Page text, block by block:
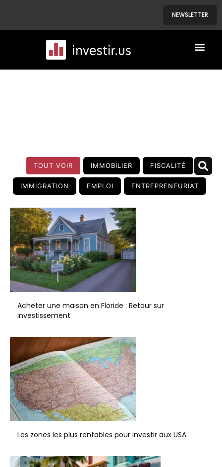
NEWSLETTER
TOUT VOIR IMMOBILIER FISCALITÉ
IMMIGRATION EMPLOI ENTREPRENEURIAT
Acheter une maison en Floride : Retour sur
investissement
Les zones les plus rentables pour investir aux USA